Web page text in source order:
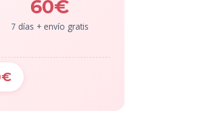
60€
7 días + envío gratis